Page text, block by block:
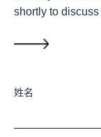
姓名
shortly to